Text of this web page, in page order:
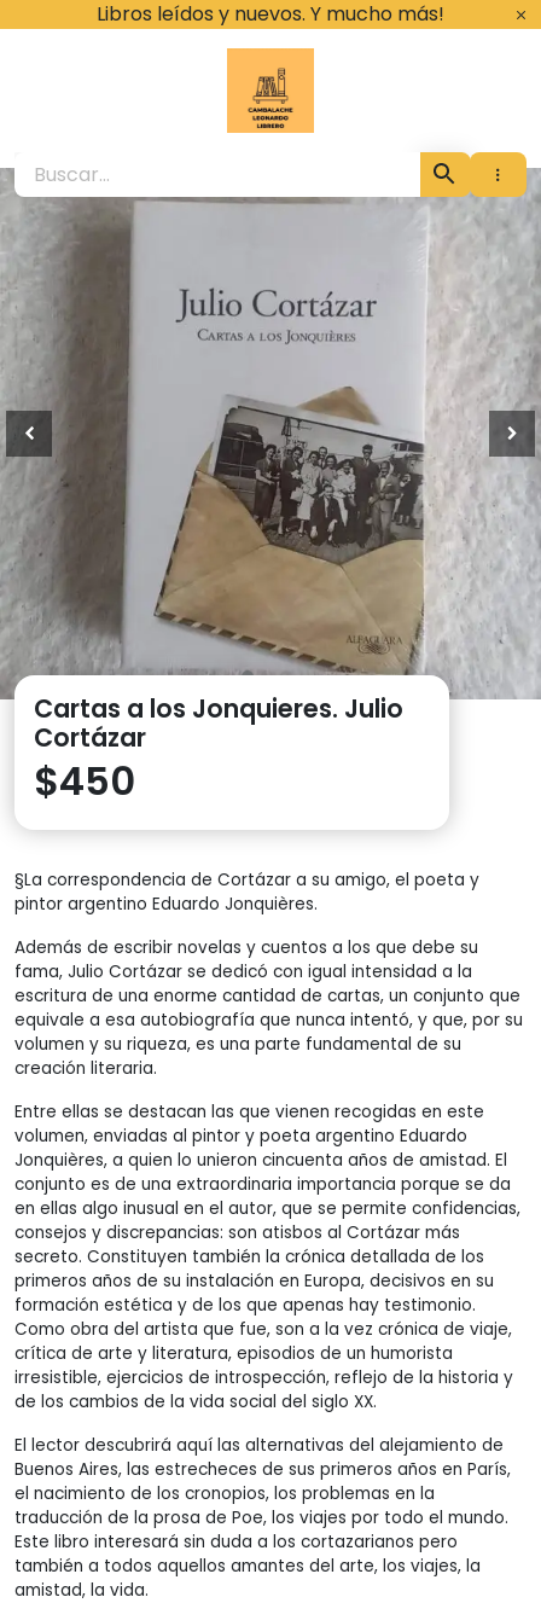
Libros leídos y nuevos. Y mucho más!
Cambalache
Cartas a los Jonquieres. Julio
Cortázar
$450
§La correspondencia de Cortázar a su amigo, el poeta y
pintor argentino Eduardo Jonquières.
Además de escribir novelas y cuentos a los que debe su
fama, Julio Cortázar se dedicó con igual intensidad a la
escritura de una enorme cantidad de cartas, un conjunto que
equivale a esa autobiografía que nunca intentó, y que, por su
volumen y su riqueza, es una parte fundamental de su
creación literaria.
Entre ellas se destacan las que vienen recogidas en este
volumen, enviadas al pintor y poeta argentino Eduardo
Jonquières, a quien lo unieron cincuenta años de amistad. El
conjunto es de una extraordinaria importancia porque se da
en ellas algo inusual en el autor, que se permite confidencias,
consejos y discrepancias: son atisbos al Cortázar más
secreto. Constituyen también la crónica detallada de los
primeros años de su instalación en Europa, decisivos en su
formación estética y de los que apenas hay testimonio.
Como obra del artista que fue, son a la vez crónica de viaje,
crítica de arte y literatura, episodios de un humorista
irresistible, ejercicios de introspección, reflejo de la historia y
de los cambios de la vida social del siglo XX.
El lector descubrirá aquí las alternativas del alejamiento de
Buenos Aires, las estrecheces de sus primeros años en París,
el nacimiento de los cronopios, los problemas en la
traducción de la prosa de Poe, los viajes por todo el mundo.
Este libro interesará sin duda a los cortazarianos pero
también a todos aquellos amantes del arte, los viajes, la
amistad, la vida.